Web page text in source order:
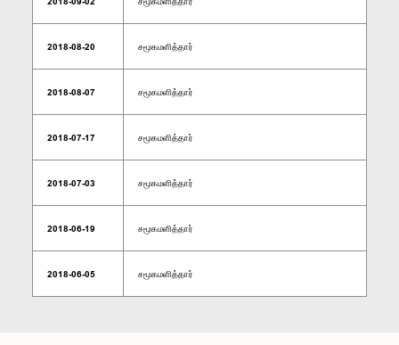
2018-08-20 சமூகமளித்தார்
2018-08-07 சமூகமளித்தார்
2018-07-17 சமூகமளித்தார்
2018-07-03 சமூகமளித்தார்
2018-06-19 சமூகமளித்தார்
2018-06-05 சமூகமளித்தார்